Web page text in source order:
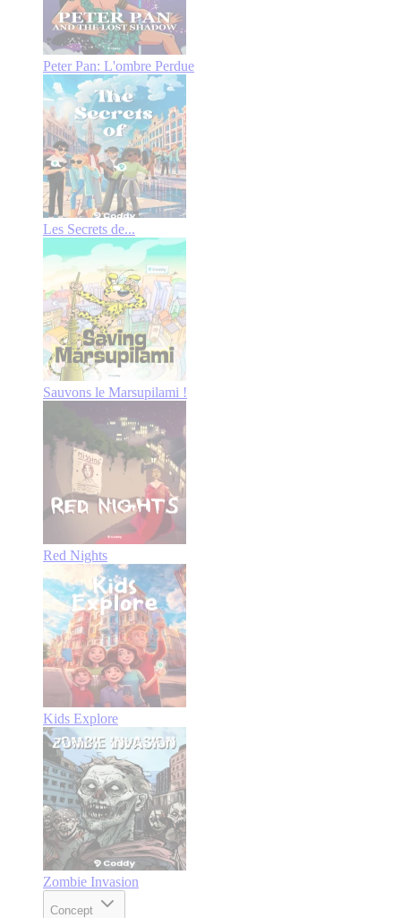
Peter Pan: L'ombre Perdue
Les Secrets de...
Sauvons le Marsupilami !
Red Nights
Kids Explore
Zombie Invasion
Concept